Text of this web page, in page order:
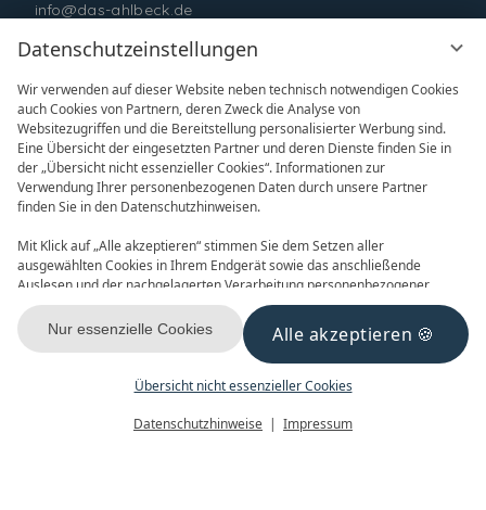
Datenschutzeinstellungen
Wir verwenden auf dieser Website neben technisch notwendigen Cookies
auch Cookies von Partnern, deren Zweck die Analyse von
Websitezugriffen und die Bereitstellung personalisierter Werbung sind.
Eine Übersicht der eingesetzten Partner und deren Dienste finden Sie in
der „Übersicht nicht essenzieller Cookies“. Informationen zur
Verwendung Ihrer personenbezogenen Daten durch unsere Partner
finden Sie in den Datenschutzhinweisen.
Mit Klick auf „Alle akzeptieren“ stimmen Sie dem Setzen aller
ausgewählten Cookies in Ihrem Endgerät sowie das anschließende
Auslesen und der nachgelagerten Verarbeitung personenbezogener
Daten (z.B. Ihrer IP-Adresse) durch uns und unseren Partnern zu. Falls
Sie damit nicht einverstanden sind, klicken Sie bitte auf „Nur essenzielle
Cookies“. Eine individuelle Auswahl können Sie unter „Übersicht nicht
essenzieller Cookies“ tätigen. Sie können Ihre Auswahl im Fußbereich
dieser Website oder in den Datenschutzhinweisen jederzeit aufrufen und
Alle akzeptieren
Nur essenzielle Cookies
Übersicht nicht essenzieller Cookies
Datenschutzhinweise Impressum
GutscheineBuchen
info@das-ahlbeck.de
ONLINE BUCHEN ANFRAGEN
GUTSCHEINE NEWSLETTER